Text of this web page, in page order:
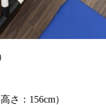
さ：156cm）